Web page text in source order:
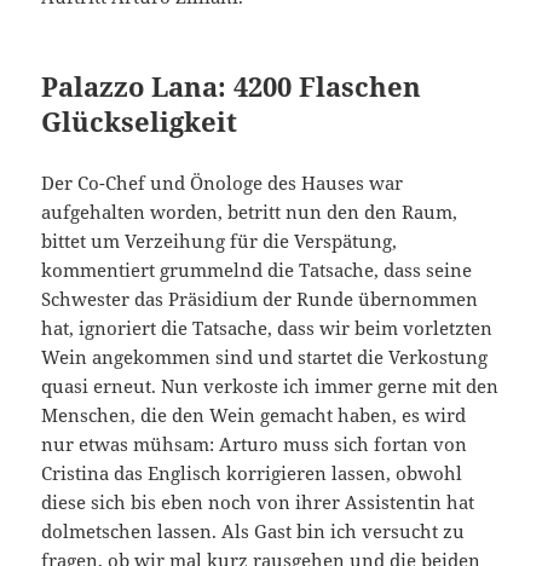
Palazzo Lana: 4200 Flaschen
Glückseligkeit
Der Co-Chef und Önologe des Hauses war
aufgehalten worden, betritt nun den den Raum,
bittet um Verzeihung für die Verspätung,
kommentiert grummelnd die Tatsache, dass seine
Schwester das Präsidium der Runde übernommen
hat, ignoriert die Tatsache, dass wir beim vorletzten
Wein angekommen sind und startet die Verkostung
quasi erneut. Nun verkoste ich immer gerne mit den
Menschen, die den Wein gemacht haben, es wird
nur etwas mühsam: Arturo muss sich fortan von
Cristina das Englisch korrigieren lassen, obwohl
diese sich bis eben noch von ihrer Assistentin hat
dolmetschen lassen. Als Gast bin ich versucht zu
fragen, ob wir mal kurz rausgehen und die beiden